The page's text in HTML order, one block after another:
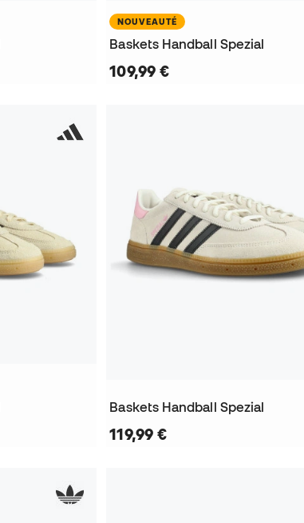
NOUVEAUTÉ
Baskets Handball Spezial
109,99 €
Baskets Handball Spezial
119,99 €